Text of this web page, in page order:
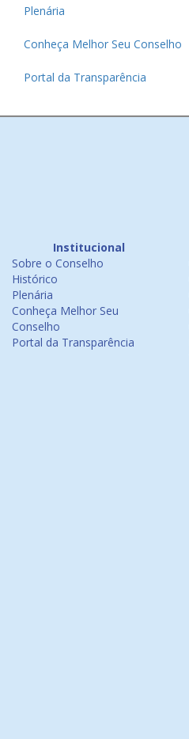
Plenária
Conheça Melhor Seu Conselho
Portal da Transparência
Institucional
Sobre o Conselho
Histórico
Plenária
Conheça Melhor Seu
Conselho
Portal da Transparência